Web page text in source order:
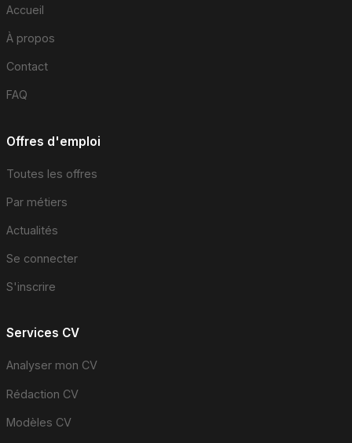
Accueil
À propos
Contact
FAQ
Offres d'emploi
Toutes les offres
Par métiers
Actualités
Se connecter
S'inscrire
Services CV
Analyser mon CV
Rédaction CV
Modèles CV